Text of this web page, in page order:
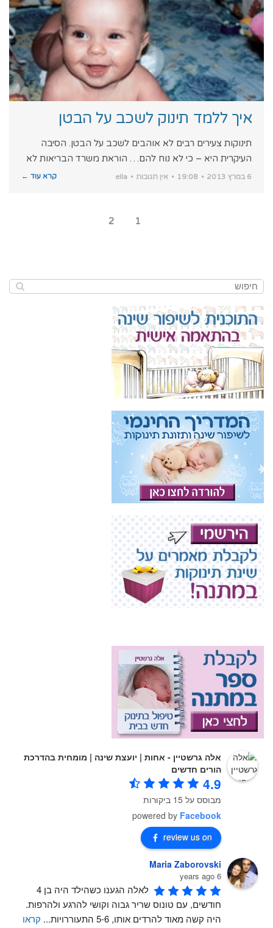
איך ללמד תינוק לשכב על הבטן
תינוקות צעירים רבים לא אוהבים לשכב על הבטן. הסיבה
העיקרית היא – כי לא נוח להם… הוראת משרד הבריאות לא
6 במרץ 2013 19:08 אין תגובות ella קרא עוד ←
1
2
אלה גרשטיין - אחות | יועצת שינה | מומחית בהדרכת
הורים חדשים
4.9
מבוסס על 15 ביקורות
powered by Facebook
review us on
Maria Zaborovski
6 years ago
היה קשה מאוד להרדים אותו, 5-6 התעוררויות
... קראו